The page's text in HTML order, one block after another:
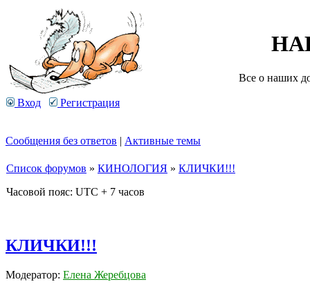
Все о наших
Вход Регистрация
Сообщения без ответов | Активные темы
Список форумов » КИНОЛОГИЯ » КЛИЧКИ!!!
Часовой пояс: UTC + 7 часов
КЛИЧКИ!!!
Модератор: Елена Жеребцова